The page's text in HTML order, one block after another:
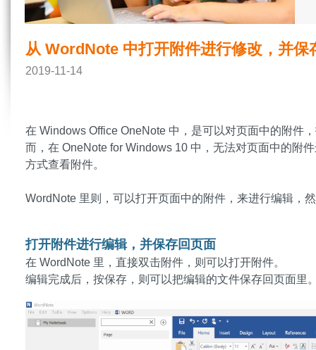
从 WordNote 中打开附件进行修改，并保
2019-11-14
在 Windows Office OneNote 中，是可以对页面中的附件
而，在 OneNote for Windows 10 中，无法对页面中的附
方式查看附件。
WordNote 里则，可以打开页面中的附件，来进行编辑，
打开附件进行编辑，并保存回页面
在 WordNote 里，直接双击附件，则可以打开附件。
编辑完成后，按保存，则可以把编辑的文件保存回页面里